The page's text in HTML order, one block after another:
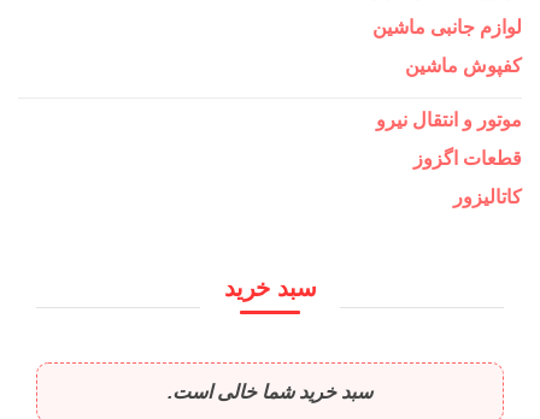
لوازم جانبی ماشین
کفپوش ماشین
موتور و انتقال نیرو
قطعات اگزوز
کاتالیزور
سبد خرید
سبد خرید شما خالی است.